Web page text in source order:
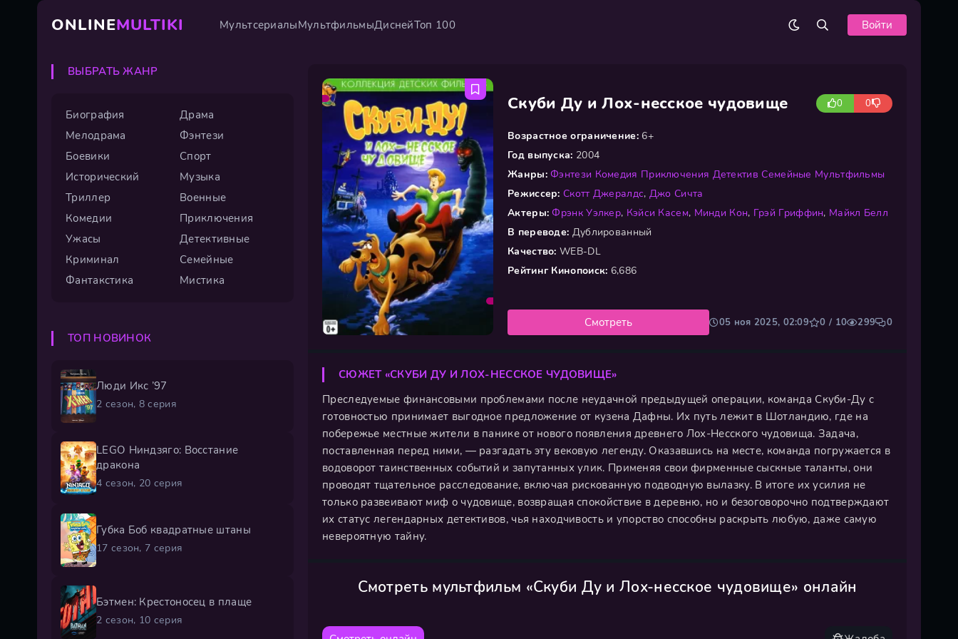
ONLINEMULTIKI МультсериалыМультфильмыДиснейТоп 100 Войти
Скуби Ду и Лох-несское чудовище 0 0
Возрастное ограничение:6+
Год выпуска: 2004
Жанры: Фэнтези Комедия Приключения Детектив Семейные Мультфильмы
Режиссер: Скотт Джералдс, Джо Сичта
Актеры: Фрэнк Уэлкер, Кэйси Касем, Минди Кон, Грэй Гриффин, Майкл Белл
В переводе: Дублированный
Качество: WEB-DL
Рейтинг Кинопоиск: 6,686
Смотреть 05 ноя 2025, 02:09 0 / 10 299 0
СЮЖЕТ «СКУБИ ДУ И ЛОХ-НЕССКОЕ ЧУДОВИЩЕ»
Преследуемые финансовыми проблемами после неудачной предыдущей операции, команда Скуби-Ду с
готовностью принимает выгодное предложение от кузена Дафны. Их путь лежит в Шотландию, где на
побережье местные жители в панике от нового появления древнего Лох-Несского чудовища. Задача,
поставленная перед ними, — разгадать эту вековую легенду. Оказавшись на месте, команда погружается в
водоворот таинственных событий и запутанных улик. Применяя свои фирменные сыскные таланты, они
проводят тщательное расследование, включая рискованную подводную вылазку. В итоге их усилия не
только развеивают миф о чудовище, возвращая спокойствие в деревню, но и безоговорочно подтверждают
их статус легендарных детективов, чья находчивость и упорство способны раскрыть любую, даже самую
невероятную тайну.
Смотреть мультфильм «Скуби Ду и Лох-несское чудовище» онлайн
ВЫБРАТЬ ЖАНР
Биография
Драма
Мелодрама
Фэнтези
Боевики
Спорт
Исторический
Музыка
Триллер
Военные
Комедии
Приключения
Ужасы
Детективные
Криминал
Семейные
Фантакстика
Мистика
ТОП НОВИНОК
Люди Икс ’97
2 сезон, 8 серия
LEGO Ниндзяго: Восстание
дракона
4 сезон, 20 серия
Губка Боб квадратные штаны
17 сезон, 7 серия
Бэтмен: Крестоносец в плаще
2 сезон, 10 серия